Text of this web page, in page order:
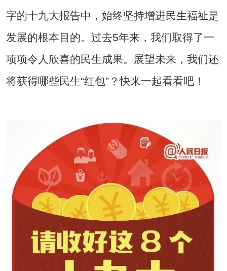
字的十九大报告中，始终坚持增进民生福祉是
发展的根本目的。过去5年来，我们取得了一
项项令人欣喜的民生成果。展望未来，我们还
将获得哪些民生“红包”？快来一起看看吧！